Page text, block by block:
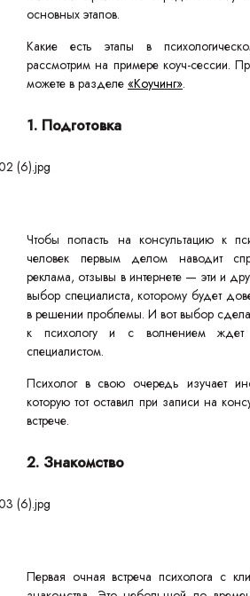
основных этапов.
Какие есть этапы в
рассмотрим на примере коуч-сессии.
можете в разделе «Коучинг».
1. Подготовка
Чтобы попасть на консультацию к
человек первым делом наводит
реклама, отзывы в интернете — эти и
выбор специалиста, которому будет
в решении проблемы. И вот выбор
к психологу и с волнением ждет
специалистом.
Психолог в свою очередь изучает
которую тот оставил при записи на
встрече.
2. Знакомство
Первая очная встреча психолога с